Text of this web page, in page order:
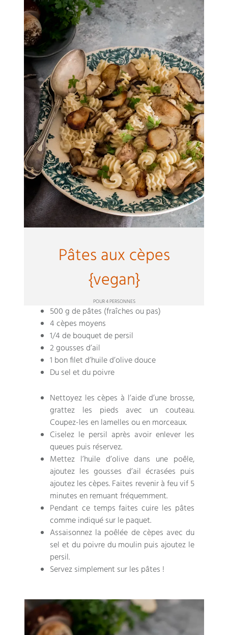
Pâtes aux cèpes
{vegan}
POUR 4 PERSONNES
500 g de pâtes (fraîches ou pas)
4 cèpes moyens
1/4 de bouquet de persil
2 gousses d’ail
1 bon filet d’huile d’olive douce
Du sel et du poivre
Nettoyez les cèpes à l’aide d’une brosse,
grattez les pieds avec un couteau.
Coupez-les en lamelles ou en morceaux.
Ciselez le persil après avoir enlever les
queues puis réservez.
Mettez l’huile d’olive dans une poêle,
ajoutez les gousses d’ail écrasées puis
ajoutez les cèpes. Faites revenir à feu vif 5
minutes en remuant fréquemment.
Pendant ce temps faites cuire les pâtes
comme indiqué sur le paquet.
Assaisonnez la poêlée de cèpes avec du
sel et du poivre du moulin puis ajoutez le
persil.
Servez simplement sur les pâtes !